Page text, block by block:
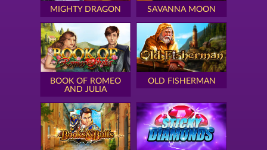
MIGHTY DRAGON SAVANNA MOON
BOOK OF ROMEO
AND JULIA
OLD FISHERMAN